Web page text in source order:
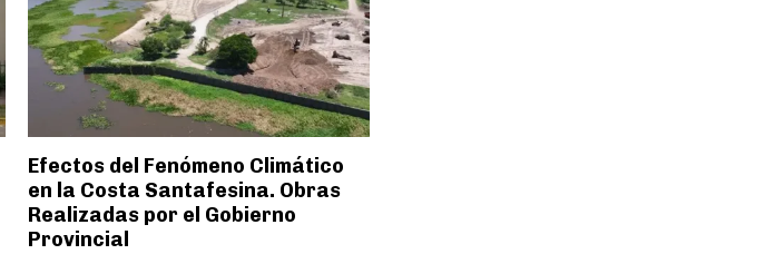
Efectos del Fenómeno Climático
en la Costa Santafesina. Obras
Realizadas por el Gobierno
Provincial